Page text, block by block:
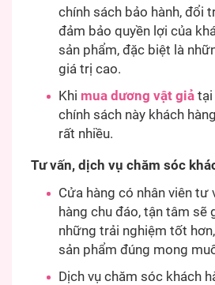
chính sách bảo hành, đổi
đảm bảo quyền lợi của
sản phẩm, đặc biệt là
giá trị cao.
Khi mua dương vật giả tại
chính sách này khách
rất nhiều.
Tư vấn, dịch vụ chăm sóc
Cửa hàng có nhân viên tư
hàng chu đáo, tận tâm sẽ
những trải nghiệm tốt
sản phẩm đúng mong
Dịch vụ chăm sóc khách